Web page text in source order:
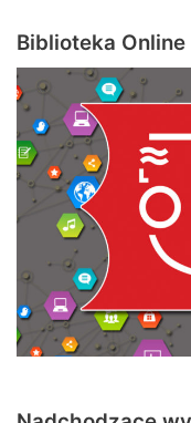
Biblioteka Online